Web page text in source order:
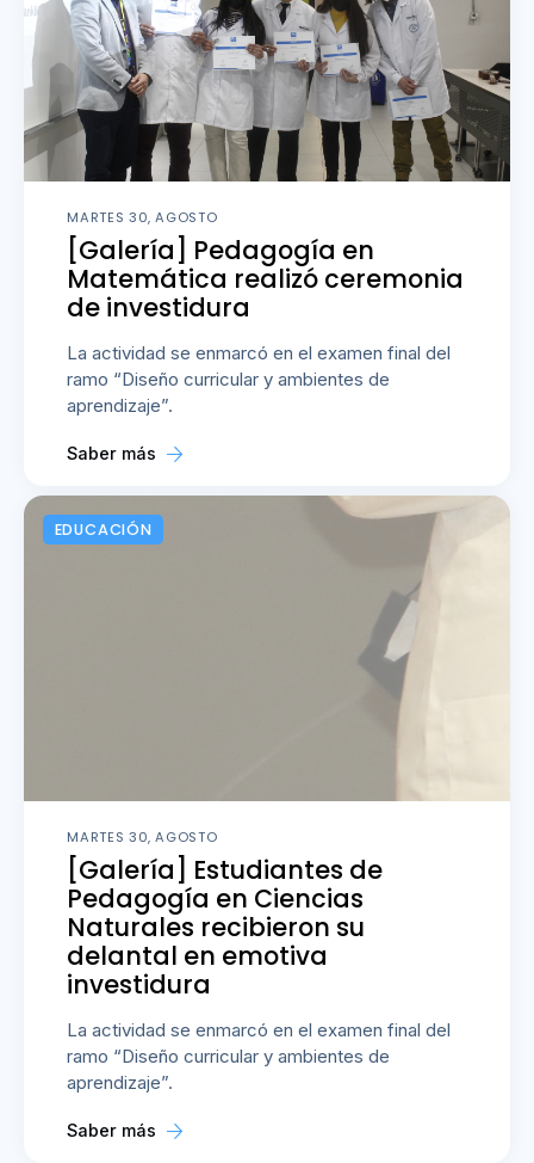
MARTES 30, AGOSTO
[Galería] Pedagogía en
Matemática realizó ceremonia
de investidura
La actividad se enmarcó en el examen final del
ramo “Diseño curricular y ambientes de
aprendizaje”.
Saber más
EDUCACIÓN
MARTES 30, AGOSTO
[Galería] Estudiantes de
Pedagogía en Ciencias
Naturales recibieron su
delantal en emotiva
investidura
La actividad se enmarcó en el examen final del
ramo “Diseño curricular y ambientes de
aprendizaje”.
Saber más